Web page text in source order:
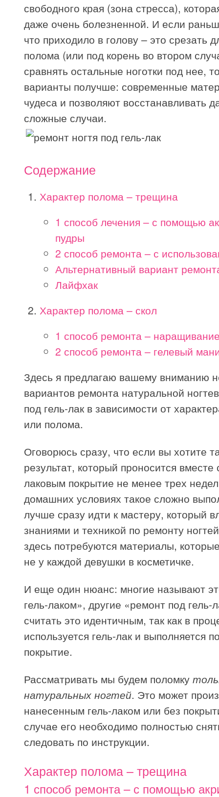
свободного края (зона стресса),
даже очень болезненной. И если
что приходило в голову – это срезать
полома (или под корень во втором
сравнять остальные ноготки под нее,
варианты получше: современные
чудеса и позволяют восстанавливать
сложные случаи.
Содержание
Характер полома – трещина
1 способ лечения – с помощью
пудры
2 способ ремонта – с
Альтернативный вариант
Лайфхак
Характер полома – скол
1 способ ремонта –
2 способ ремонта – гелевый
Здесь я предлагаю вашему вниманию
вариантов ремонта натуральной
под гель-лак в зависимости от
или полома.
Оговорюсь сразу, что если вы хотите
результат, который проносится вместе
лаковым покрытие не менее трех
домашних условиях такое сложно
лучше сразу идти к мастеру, который
знаниями и техникой по ремонту
здесь потребуются материалы,
не у каждой девушки в косметичке.
И еще один нюанс: многие называют
гель-лаком», другие «ремонт под гель-
считать это идентичным, так как в
используется гель-лак и выполняется
покрытие.
Рассматривать мы будем поломку
натуральных ногтей. Это может
нанесенным гель-лаком или без
случае его необходимо полностью
следовать по инструкции.
Характер полома – трещина
1 способ ремонта – с помощью